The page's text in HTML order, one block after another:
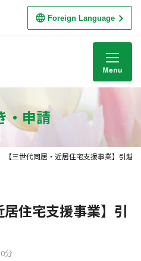
Foreign Language
・申請
【三世代同居・近居住宅支援事業】引越
居住宅支援事業】引
分